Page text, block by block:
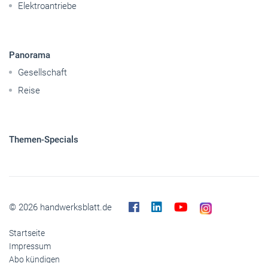
Elektroantriebe
Panorama
Gesellschaft
Reise
Themen-Specials
© 2026 handwerksblatt.de
Startseite
Impressum
Abo kündigen